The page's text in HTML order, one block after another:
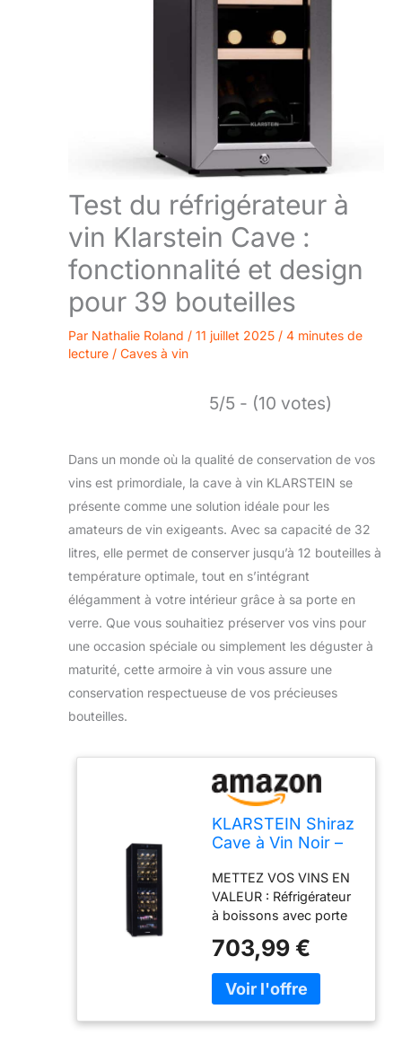
Test du réfrigérateur à
vin Klarstein Cave :
fonctionnalité et design
pour 39 bouteilles
Par Nathalie Roland / 11 juillet 2025 / 4 minutes de
lecture / Caves à vin
5/5 - (10 votes)
Dans un monde où la qualité de conservation de vos
vins est primordiale, la cave à vin KLARSTEIN se
présente comme une solution idéale pour les
amateurs de vin exigeants. Avec sa capacité de 32
litres, elle permet de conserver jusqu’à 12 bouteilles à
température optimale, tout en s’intégrant
élégamment à votre intérieur grâce à sa porte en
verre. Que vous souhaitiez préserver vos vins pour
une occasion spéciale ou simplement les déguster à
maturité, cette armoire à vin vous assure une
conservation respectueuse de vos précieuses
bouteilles.
KLARSTEIN Shiraz
Cave à Vin Noir –
Zones |
Réfrigérateur à Vin
Pose Libre, Porte
Vitrée, Silencieux,
5–18 °C, LED,
Cadre Inox
METTEZ VOS VINS EN
VALEUR : Réfrigérateur
à boissons avec porte
éclairage LED élégant
qui met vos vins en
valeur. Le cadre en inox
en fait un véritable
atout déco dans un
703,99 €